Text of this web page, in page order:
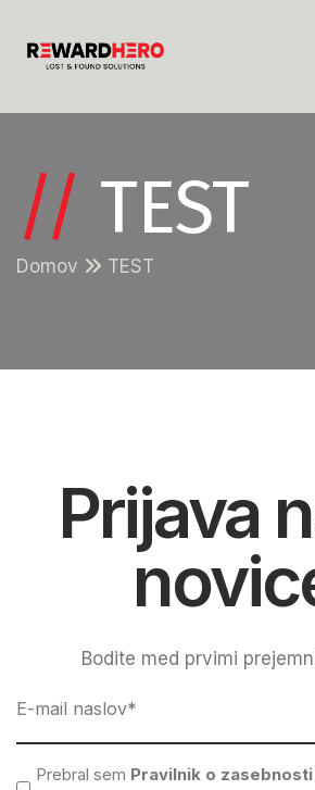
// TEST
Domov TEST
Prijava
Bodite med prvimi
Prebral sem Pravilnik o zasebnosti